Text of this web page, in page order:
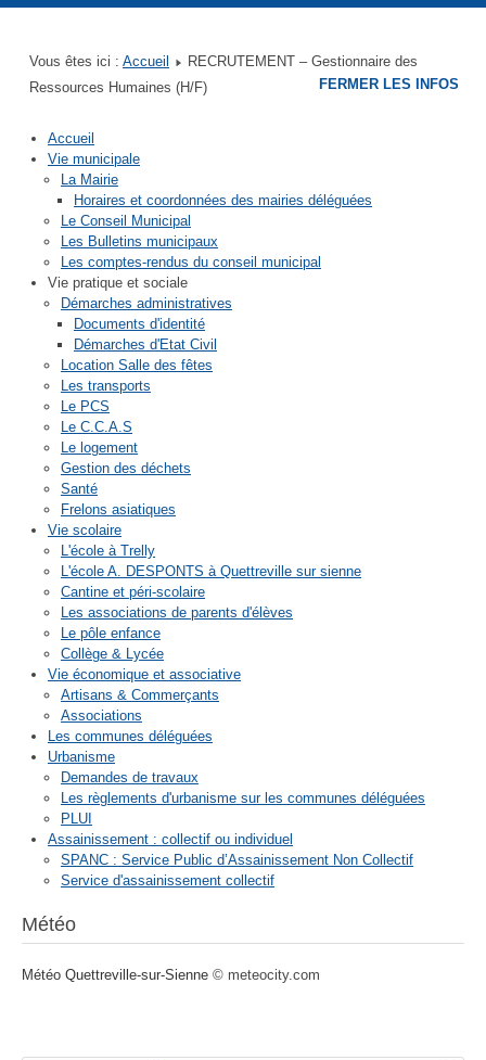
Mairie de Quettreville sur Sienne
Mairie de Contrières
Mairie de Guéhébert
Mairie de Hérenguerville
Mairie de Hyenville
Mairie de Trelly
Vous êtes ici : Accueil
RECRUTEMENT – Gestionnaire des
Ressources Humaines (H/F)
Accueil
Vie municipale
La Mairie
Horaires et coordonnées des mairies déléguées
Le Conseil Municipal
Les Bulletins municipaux
Les comptes-rendus du conseil municipal
Vie pratique et sociale
Démarches administratives
Documents d'identité
Démarches d'Etat Civil
Location Salle des fêtes
Les transports
Le PCS
Le C.C.A.S
Le logement
Gestion des déchets
Santé
Frelons asiatiques
Vie scolaire
L'école à Trelly
L'école A. DESPONTS à Quettreville sur sienne
Cantine et péri-scolaire
Les associations de parents d'élèves
Le pôle enfance
Collège & Lycée
Vie économique et associative
Artisans & Commerçants
Associations
Les communes déléguées
Urbanisme
Demandes de travaux
Les règlements d'urbanisme sur les communes déléguées
PLUI
Assainissement : collectif ou individuel
SPANC : Service Public d’Assainissement Non Collectif
Service d'assainissement collectif
Météo
Météo Quettreville-sur-Sienne © meteocity.com
FERMER LES INFOS